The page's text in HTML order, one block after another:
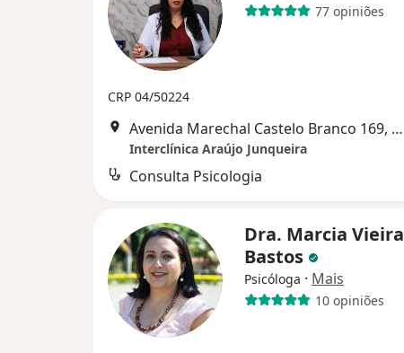
77 opiniões
CRP 04/50224
Avenida Marechal Castelo Branco 169, Mogi Guaçu
Interclínica Araújo Junqueira
Consulta Psicologia
Dra. Marcia Vieira
Bastos
Psicóloga · Mais
10 opiniões